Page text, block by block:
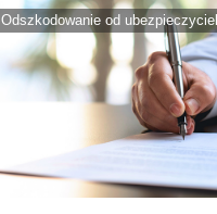
Odszkodowanie od